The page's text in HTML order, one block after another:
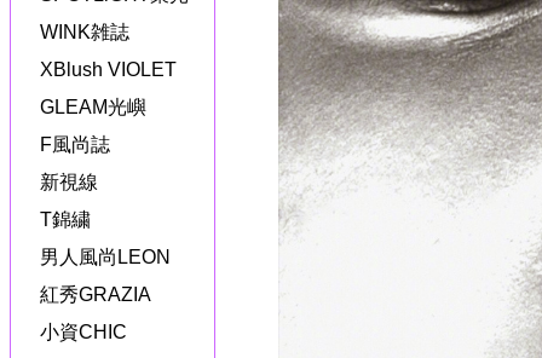
WINK雑誌
XBlush VIOLET
GLEAM光嶼
F風尚誌
新視線
T錦繍
男人風尚LEON
紅秀GRAZIA
小資CHIC